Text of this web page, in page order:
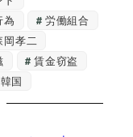
為
労働組合
岡孝二
賃金窃盗
韓国